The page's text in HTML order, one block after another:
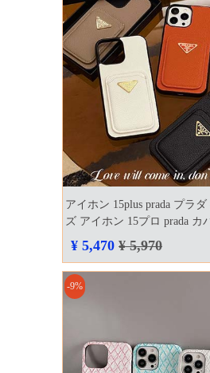
アイホン 15plus prada プラ
ズ アイホン 15プロ prada カ
ォン 14plus ケースprada 激安
高品質 prada プラダ iphone
店 少女 偽物 本物 口コミ
¥ 5,470 ¥ 5,970
-9%